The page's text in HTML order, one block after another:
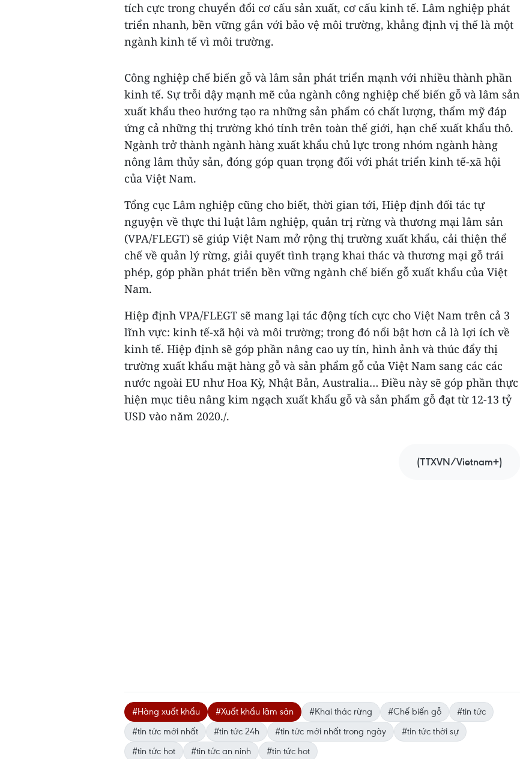
tích cực trong chuyển đổi cơ cấu sản xuất, cơ cấu kinh tế. Lâm nghiệp phát
triển nhanh, bền vững gắn với bảo vệ môi trường, khẳng định vị thế là một
ngành kinh tế vì môi trường.
Công nghiệp chế biến gỗ và lâm sản phát triển mạnh với nhiều thành phần
kinh tế. Sự trỗi dậy mạnh mẽ của ngành công nghiệp chế biến gỗ và lâm sản
xuất khẩu theo hướng tạo ra những sản phẩm có chất lượng, thẩm mỹ đáp
ứng cả những thị trường khó tính trên toàn thế giới, hạn chế xuất khẩu thô.
Ngành trở thành ngành hàng xuất khẩu chủ lực trong nhóm ngành hàng
nông lâm thủy sản, đóng góp quan trọng đối với phát triển kinh tế-xã hội
của Việt Nam.
Tổng cục Lâm nghiệp cũng cho biết, thời gian tới, Hiệp định đối tác tự
nguyện về thực thi luật lâm nghiệp, quản trị rừng và thương mại lâm sản
(VPA/FLEGT) sẽ giúp Việt Nam mở rộng thị trường xuất khẩu, cải thiện thể
chế về quản lý rừng, giải quyết tình trạng khai thác và thương mại gỗ trái
phép, góp phần phát triển bền vững ngành chế biến gỗ xuất khẩu của Việt
Nam.
Hiệp định VPA/FLEGT sẽ mang lại tác động tích cực cho Việt Nam trên cả 3
lĩnh vực: kinh tế-xã hội và môi trường; trong đó nổi bật hơn cả là lợi ích về
kinh tế. Hiệp định sẽ góp phần nâng cao uy tín, hình ảnh và thúc đẩy thị
trường xuất khẩu mặt hàng gỗ và sản phẩm gỗ của Việt Nam sang các các
nước ngoài EU như Hoa Kỳ, Nhật Bản, Australia… Điều này sẽ góp phần thực
hiện mục tiêu nâng kim ngạch xuất khẩu gỗ và sản phẩm gỗ đạt từ 12-13 tỷ
USD vào năm 2020./.
(TTXVN/Vietnam+)
#Hàng xuất khẩu #Xuất khẩu lâm sản #Khai thác rừng #Chế biến gỗ
#tin tức
#tin tức mới nhất
#tin tức 24h #tin tức mới nhất trong ngày
#tin tức thời sự
#tin tức hot
#tin tức an ninh #tin tức hot